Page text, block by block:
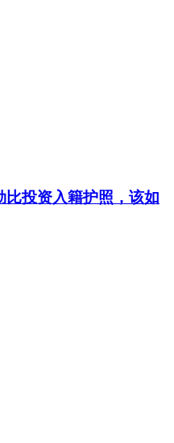
比投资入籍护照，该如